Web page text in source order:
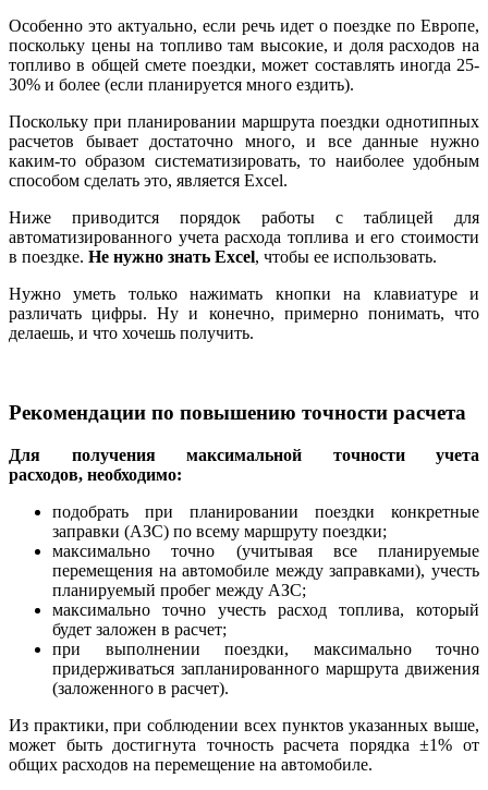
Особенно это актуально, если речь идет о поездке по Европе,
поскольку цены на топливо там высокие, и доля расходов на
топливо в общей смете поездки, может составлять иногда 25-
30% и более (если планируется много ездить).
Поскольку при планировании маршрута поездки однотипных
расчетов бывает достаточно много, и все данные нужно
каким-то образом систематизировать, то наиболее удобным
способом сделать это, является Excel.
Ниже приводится порядок работы с таблицей для
автоматизированного учета расхода топлива и его стоимости
в поездке. Не нужно знать Excel, чтобы ее использовать.
Нужно уметь только нажимать кнопки на клавиатуре и
различать цифры. Ну и конечно, примерно понимать, что
делаешь, и что хочешь получить.
Рекомендации по повышению точности расчета
Для получения максимальной точности учета
расходов, необходимо:
подобрать при планировании поездки конкретные
заправки (АЗС) по всему маршруту поездки;
максимально точно (учитывая все планируемые
перемещения на автомобиле между заправками), учесть
планируемый пробег между АЗС;
максимально точно учесть расход топлива, который
будет заложен в расчет;
при выполнении поездки, максимально точно
придерживаться запланированного маршрута движения
(заложенного в расчет).
Из практики, при соблюдении всех пунктов указанных выше,
может быть достигнута точность расчета порядка±1% от
общих расходов на перемещение на автомобиле.